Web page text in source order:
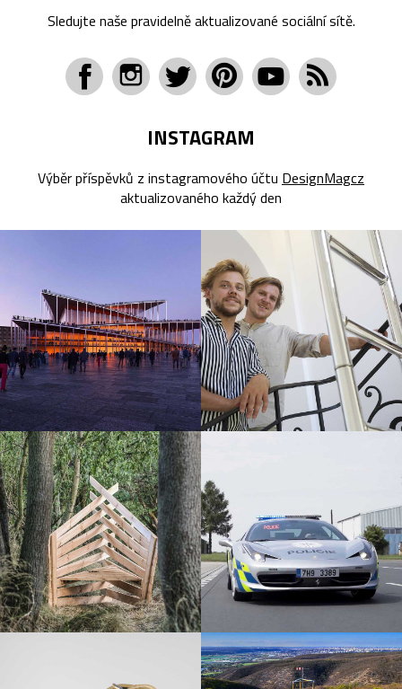
Sledujte naše pravidelně aktualizované sociální sítě.
INSTAGRAM
Výběr příspěvků z instagramového účtu DesignMagcz
aktualizovaného každý den